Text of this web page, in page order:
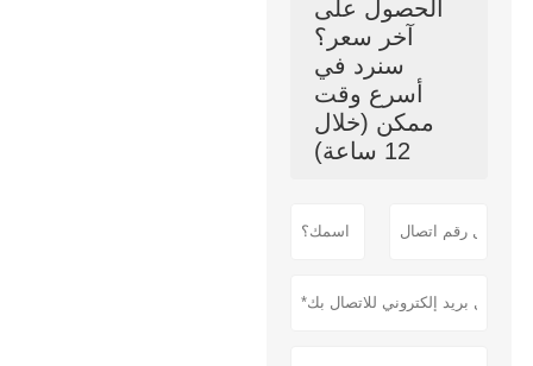
الحصول على
آخر سعر؟
سنرد في
أسرع وقت
ممكن (خلال
12 ساعة)